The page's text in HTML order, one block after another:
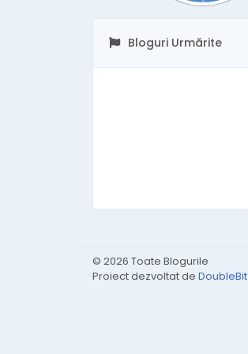
Bloguri Urmărite
© 2026 Toate Blogurile
Proiect dezvoltat de DoubleBit